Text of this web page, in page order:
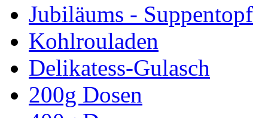
Jubiläums - Suppentopf
Kohlrouladen
Delikatess-Gulasch
200g Dosen